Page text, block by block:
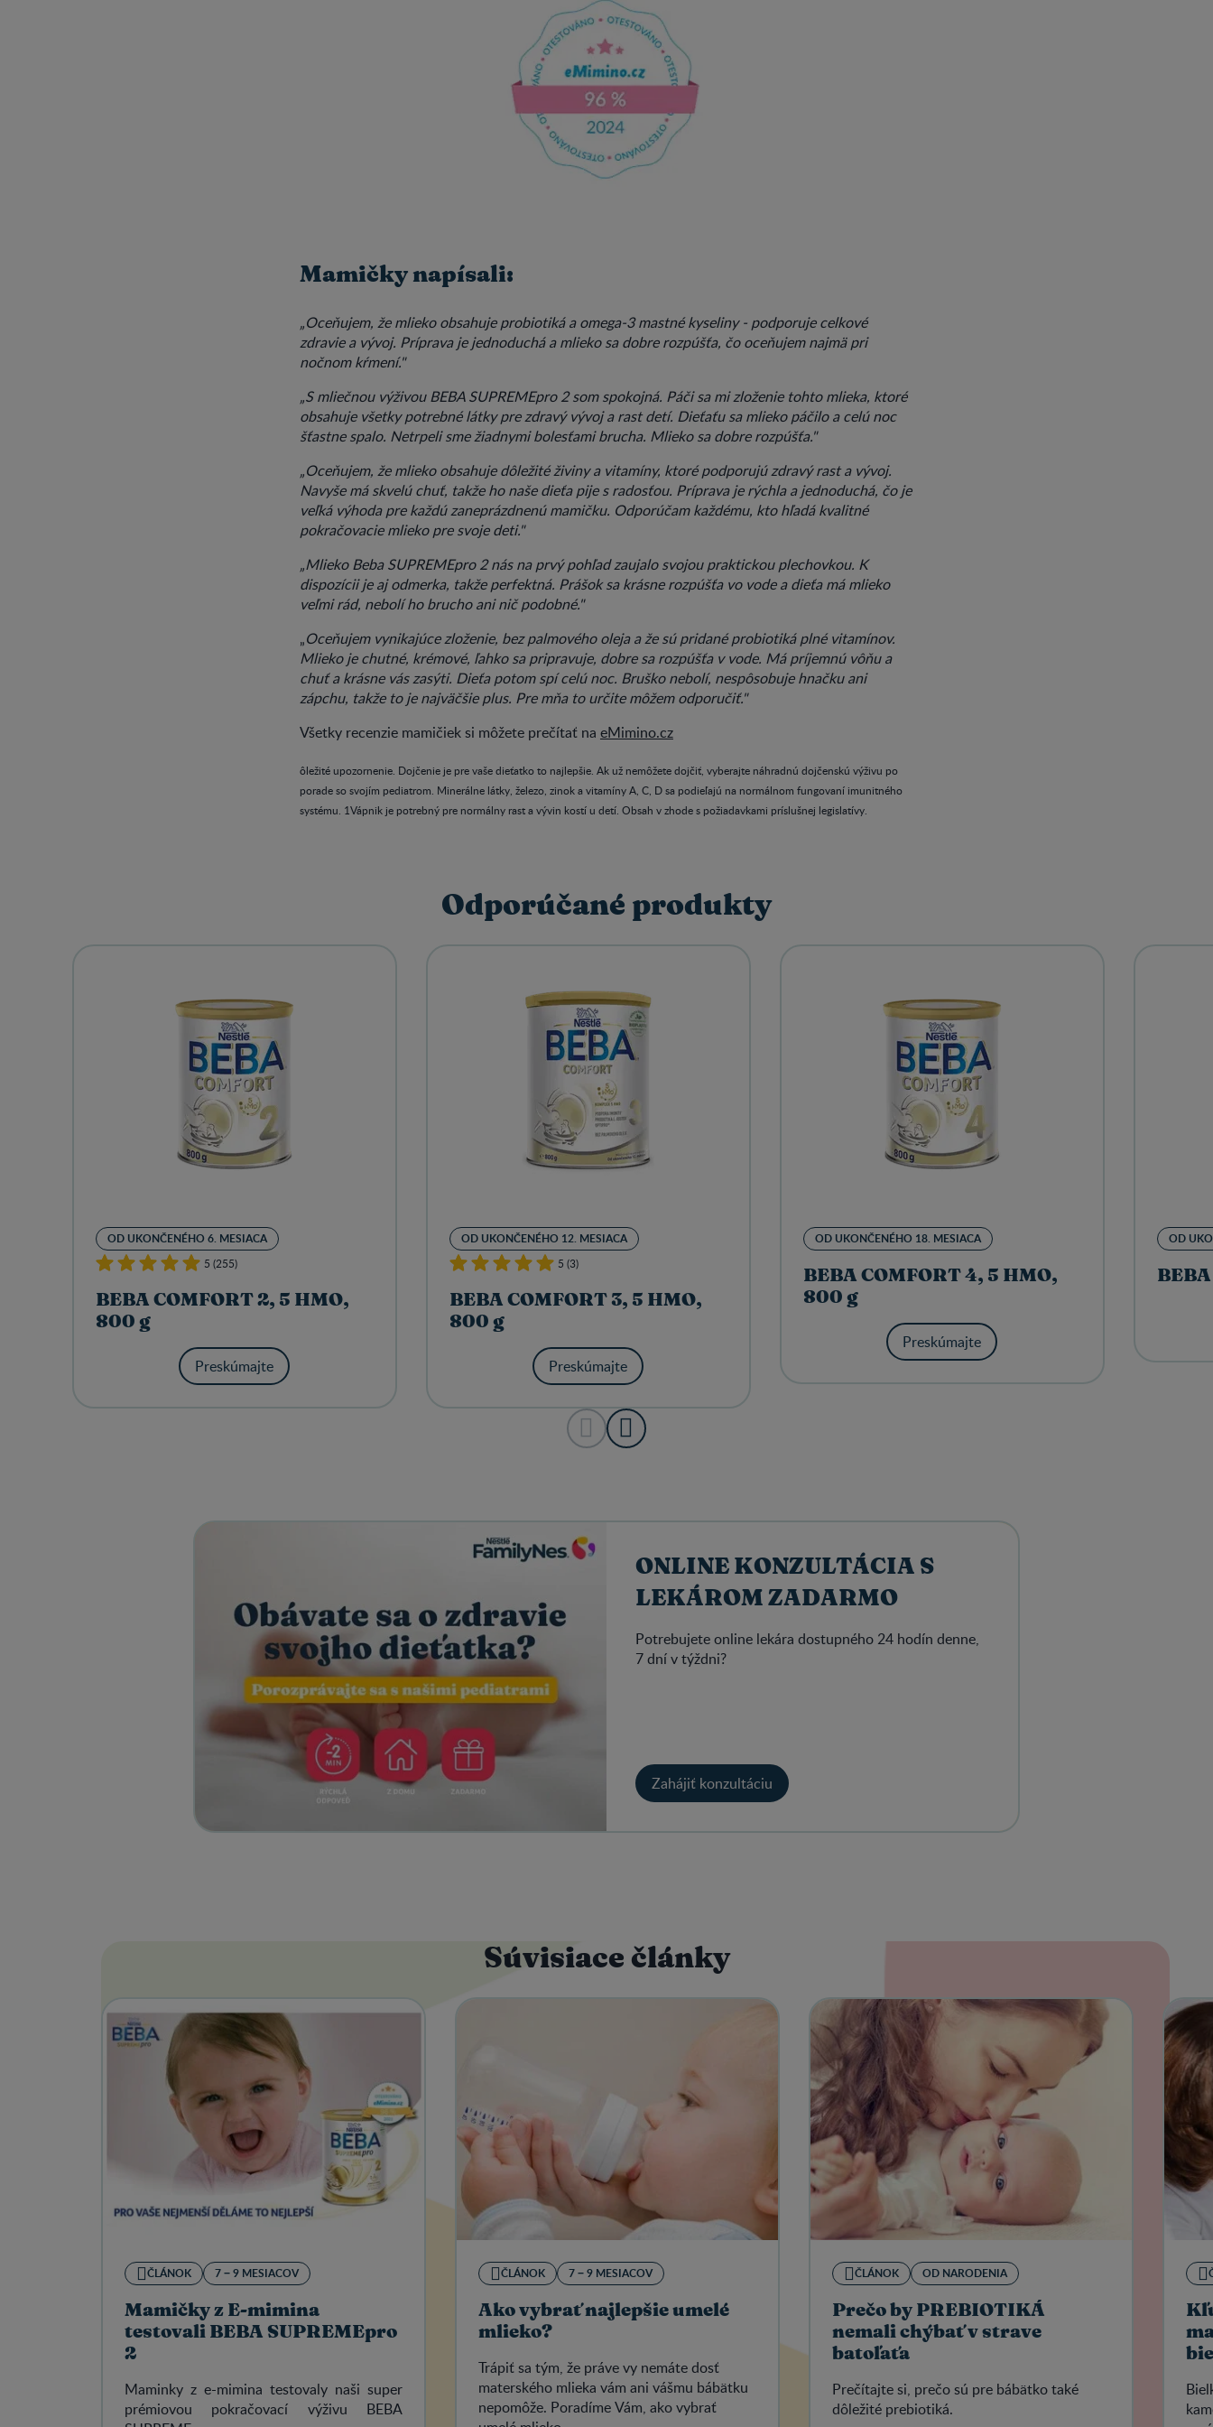
Mamičky napísali:
„Oceňujem, že mlieko obsahuje probiotiká a omega-3 mastné kyseliny - podporuje celkové
zdravie a vývoj. Príprava je jednoduchá a mlieko sa dobre rozpúšťa, čo oceňujem najmä pri
nočnom kŕmení."
„S mliečnou výživou BEBA SUPREMEpro 2 som spokojná. Páči sa mi zloženie tohto mlieka, ktoré
obsahuje všetky potrebné látky pre zdravý vývoj a rast detí. Dieťaťu sa mlieko páčilo a celú noc
šťastne spalo. Netrpeli sme žiadnymi bolesťami brucha. Mlieko sa dobre rozpúšťa."
„Oceňujem, že mlieko obsahuje dôležité živiny a vitamíny, ktoré podporujú zdravý rast a vývoj.
Navyše má skvelú chuť, takže ho naše dieťa pije s radosťou. Príprava je rýchla a jednoduchá, čo je
veľká výhoda pre každú zaneprázdnenú mamičku. Odporúčam každému, kto hľadá kvalitné
pokračovacie mlieko pre svoje deti."
„Mlieko Beba SUPREMEpro 2 nás na prvý pohľad zaujalo svojou praktickou plechovkou. K
dispozícii je aj odmerka, takže perfektná. Prášok sa krásne rozpúšťa vo vode a dieťa má mlieko
veľmi rád, nebolí ho brucho ani nič podobné."
„Oceňujem vynikajúce zloženie, bez palmového oleja a že sú pridané probiotiká plné vitamínov.
Mlieko je chutné, krémové, ľahko sa pripravuje, dobre sa rozpúšťa v vode. Má príjemnú vôňu a
chuť a krásne vás zasýti. Dieťa potom spí celú noc. Bruško nebolí, nespôsobuje hnačku ani
zápchu, takže to je najväčšie plus. Pre mňa to určite môžem odporučiť."
Všetky recenzie mamičiek si môžete prečítať na eMimino.cz
ôležité upozornenie. Dojčenie je pre vaše dieťatko to najlepšie. Ak už nemôžete dojčiť, vyberajte náhradnú dojčenskú výživu po
porade so svojím pediatrom. Minerálne látky, železo, zinok a vitamíny A, C, D sa podieľajú na normálnom fungovaní imunitného
systému. 1Vápnik je potrebný pre normálny rast a vývin kostí u detí. Obsah v zhode s požiadavkami príslušnej legislatívy.
Odporúčané produkty
OD UKONČENÉHO 6. MESIACA
5 (255)
BEBA COMFORT 2, 5 HMO,
800 g
Preskúmajte
OD UKONČENÉHO 12. MESIACA
5 (3)
BEBA COMFORT 3, 5 HMO,
800 g
Preskúmajte
OD UKONČENÉHO 18. MESIACA
BEBA COMFORT 4, 5 HMO,
800 g
Preskúmajte
OD
ONLINE KONZULTÁCIA S
LEKÁROM ZADARMO
Potrebujete online lekára dostupného 24 hodín denne,
7 dní v týždni?
Zahájiť konzultáciu
Súvisiace články
ČLÁNOK 7 − 9 MESIACOV
Mamičky z E-mimina
testovali BEBA SUPREMEpro
2
Maminky z e-mimina testovaly naši super
prémiovou pokračovací výživu BEBA
ČLÁNOK 7 − 9 MESIACOV
Ako vybrať najlepšie umelé
mlieko?
Trápiť sa tým, že práve vy nemáte dosť
materského mlieka vám ani vášmu bábätku
nepomôže. Poradíme Vám, ako vybrať
ČLÁNOK OD NARODENIA
Prečo by PREBIOTIKÁ
nemali chýbať v strave
batoľaťa
Prečítajte si, prečo sú pre bábätko také
dôležité prebiotiká.